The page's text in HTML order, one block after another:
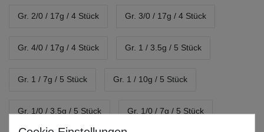
Gr. 2/0 / 17g / 4 Stück Gr. 3/0 / 17g / 4 Stück
Gr. 4/0 / 17g / 4 Stück Gr. 1 / 3.5g / 5 Stück
Gr. 1 / 7g / 5 Stück Gr. 1 / 10g / 5 Stück
Gr. 1/0 / 3.5g / 5 Stück Gr. 1/0 / 7g / 5 Stück